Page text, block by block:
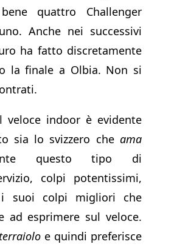
quattro Challenger
Anche nei successivi
ha fatto discretamente
la finale a Olbia. Non si
veloce indoor è evidente
sia lo svizzero che ama
questo tipo di
colpi potentissimi,
suoi colpi migliori che
ad esprimere sul veloce.
terraiolo e quindi preferisce